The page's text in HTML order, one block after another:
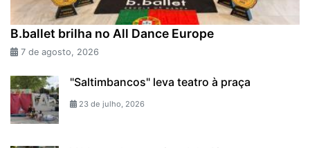
B.ballet brilha no All Dance Europe
7 de agosto, 2026
"Saltimbancos" leva teatro à praça
23 de julho, 2026